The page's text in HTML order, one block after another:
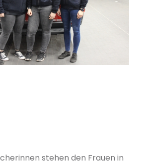
stehen den Frauen in